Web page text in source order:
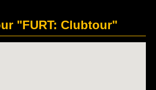
"FURT: Clubtour"